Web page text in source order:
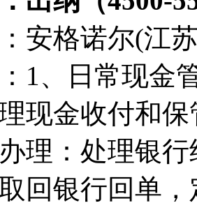
安格诺尔(江
1、日常现金
现金收付和
理：处理银
回银行回单